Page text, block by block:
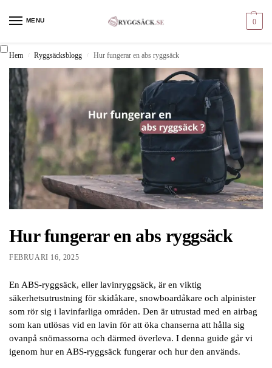
MENU 0
Hem / Ryggsäcksblogg / Hur fungerar en abs ryggsäck
Hur fungerar en abs ryggsäck
FEBRUARI 16, 2025
En ABS-ryggsäck, eller lavinryggsäck, är en viktig
säkerhetsutrustning för skidåkare, snowboardåkare och alpinister
som rör sig i lavinfarliga områden. Den är utrustad med en airbag
som kan utlösas vid en lavin för att öka chanserna att hålla sig
ovanpå snömassorna och därmed överleva. I denna guide går vi
igenom hur en ABS-ryggsäck fungerar och hur den används.